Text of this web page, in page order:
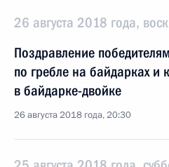
26 августа 2018 года,
Поздравление
по гребле на байдарках и
в байдарке-двойке
26 августа 2018 года, 20:30